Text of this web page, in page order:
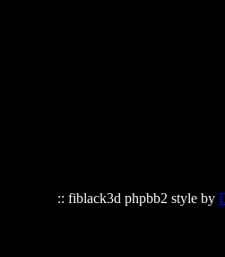
:: fiblack3d phpbb2 style by